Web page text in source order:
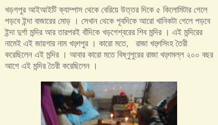
খড়গপুর আইআইটি ক্যাম্পাস থেকে বেরিয়ে উত্তর দিকে ৫ কিলোমিটার গেলে
পড়বে ইন্দা বাজারের মোড় । সেখান থেকে পূবদিকে আরো খানিকটা গেলে পড়বে
ইন্দা দুর্গা মন্দির আর তারপরই বাঁদিকে খড়গেশ্বরের শিব মন্দির । এই মন্দিরের
নামেই এই জায়গার নাম খড়্গপুর । কারো মতে, রাজা খড়্গসিংহ তৈরী
করেছিলেন এই মন্দির । আবার কারো মতে বিষ্ণুপুরের রাজা খড়্গমল্ল ২০০ বছর
আগে এই মন্দির তৈরী করেছিলেন ।